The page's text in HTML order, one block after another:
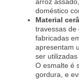
doméstico
Material
travessas de
fabricadas
apresentam
ser
O esmalte é
gordura, e